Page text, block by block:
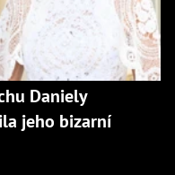
Daniely
jeho bizarní